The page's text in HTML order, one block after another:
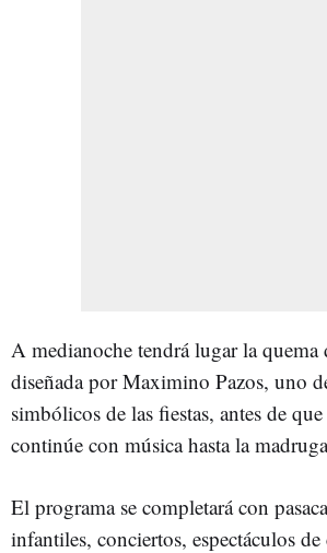
A medianoche tendrá lugar la quema
diseñada por Maximino Pazos, uno
simbólicos de las fiestas, antes de
continúe con música hasta la
El programa se completará con
infantiles, conciertos, espectáculos